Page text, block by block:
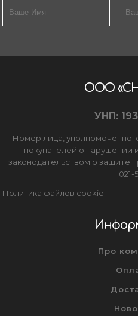
ООО
УНП:
Номер лица,
покупателей о нарушении
законодательством о защите
021-
Политика файлов cookie
Про